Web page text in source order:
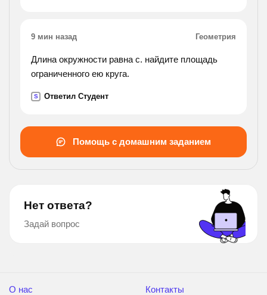
9 мин назад Геометрия
Длина окружности равна с. найдите площадь
ограниченного ею круга.
S Ответил Студент
Помощь с домашним заданием
Нет ответа?
Задай вопрос
О нас Контакты